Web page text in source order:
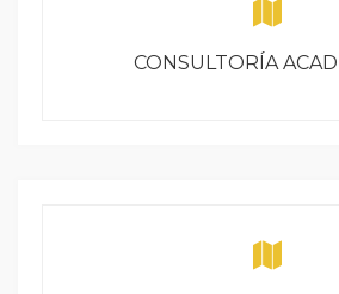
CONSULTORÍA